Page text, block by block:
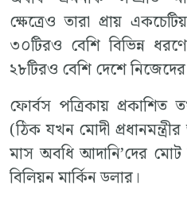
ক্ষেত্রেও তারা প্রায়
৩০টিরও বেশি বিভিন্ন
২৮টিরও বেশি দেশে
ফোর্বস পত্রিকায়
(ঠিক যখন মোদী
মাস অবধি আদানি’দের মোট
বিলিয়ন মার্কিন ডলার।